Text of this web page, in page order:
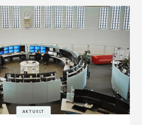
AKTUELT